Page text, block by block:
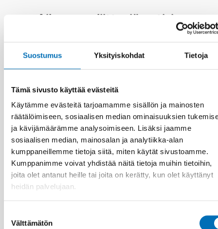
Suostumus Yksityiskohdat Tietoja
Tämä sivusto käyttää evästeitä
Käytämme evästeitä tarjoamamme sisällön ja mainosten
räätälöimiseen, sosiaalisen median ominaisuuksien
ja kävijämäärämme analysoimiseen. Lisäksi jaamme
sosiaalisen median, mainosalan ja analytiikka-alan
kumppaneillemme tietoja siitä, miten käytät sivustoamme.
Kumppanimme voivat yhdistää näitä tietoja muihin tietoihin,
joita olet antanut heille tai joita on kerätty, kun olet käyttänyt
heidän palvelujaan.
valinta
Välttämätön
Aiheeseen liittyviä uutisia
1 heinä 2026